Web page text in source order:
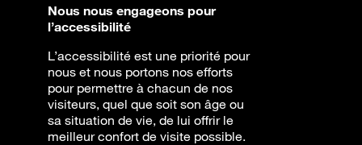
Nous nous engageons pour
l’accessibilité
L’accessibilité est une priorité pour
nous et nous portons nos efforts
pour permettre à chacun de nos
visiteurs, quel que soit son âge ou
sa situation de vie, de lui offrir le
meilleur confort de visite possible.